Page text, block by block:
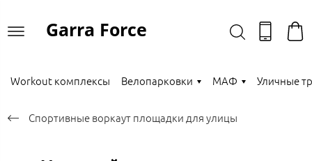
Garra Force
Workout комплексы Велопарковки МАФ Уличные
Спортивные воркаут площадки для улицы